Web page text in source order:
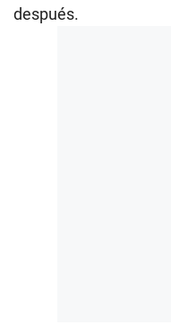
después.